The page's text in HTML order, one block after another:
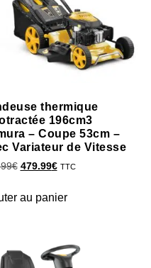
thermique
196cm3
– Coupe 53cm –
Variateur de Vitesse
€ 479.99€ TTC
au panier